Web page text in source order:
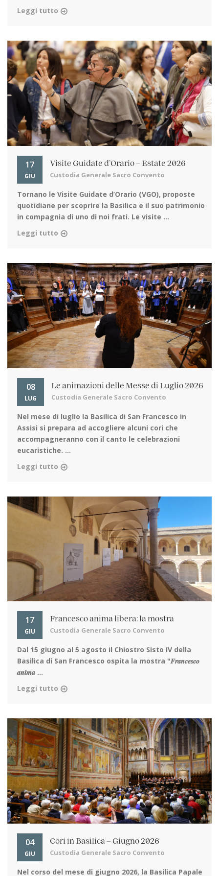
Leggi tutto
17
GIU
Visite Guidate d’Orario – Estate 2026
Custodia Generale Sacro Convento
Tornano le Visite Guidate d’Orario (VGO), proposte
quotidiane per scoprire la Basilica e il suo patrimonio
in compagnia di uno di noi frati. Le visite ...
Leggi tutto
08
LUG
Le animazioni delle Messe di Luglio 2026
Custodia Generale Sacro Convento
Nel mese di luglio la Basilica di San Francesco in
Assisi si prepara ad accogliere alcuni cori che
accompagneranno con il canto le celebrazioni
eucaristiche. ...
Leggi tutto
17
GIU
Francesco anima libera: la mostra
Custodia Generale Sacro Convento
Dal 15 giugno al 5 agosto il Chiostro Sisto IV della
Basilica di San Francesco ospita la mostra "𝑭𝒓𝒂𝒏𝒄𝒆𝒔𝒄𝒐
𝒂𝒏𝒊𝒎𝒂 ...
Leggi tutto
04
GIU
Cori in Basilica – Giugno 2026
Custodia Generale Sacro Convento
Nel corso del mese di giugno 2026, la Basilica Papale